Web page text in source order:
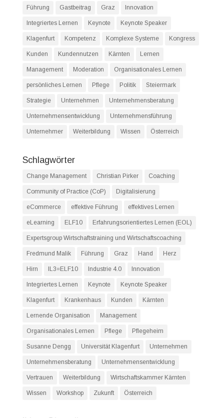
Führung Gastbeitrag Graz Innovation
Integriertes Lernen Keynote Keynote Speaker
Klagenfurt Kompetenz Komplexe Systeme Kongress
Kunden Kundennutzen Kärnten Lernen
Management Moderation Organisationales Lernen
persönliches Lernen Pflege Politik Steiermark
Strategie Unternehmen Unternehmensberatung
Unternehmensentwicklung Unternehmensführung
Unternehmer Weiterbildung Wissen Österreich
Schlagwörter
Change Management Christian Pirker Coaching
Community of Practice (CoP) Digitalisierung
eCommerce effektive Führung effektives Lernen
eLearning ELF10 Erfahrungsorientiertes Lernen (EOL)
Expertsgroup Wirtschaftstraining und Wirtschaftscoaching
Fredmund Malik Führung Graz Hand Herz
Hirn IL3=ELF10 Industrie 4.0 Innovation
Integriertes Lernen Keynote Keynote Speaker
Klagenfurt Krankenhaus Kunden Kärnten
Lernende Organisation Management
Organisationales Lernen Pflege Pflegeheim
Susanne Dengg Universität Klagenfurt Unternehmen
Unternehmensberatung Unternehmensentwicklung
Vertrauen Weiterbildung Wirtschaftskammer Kärnten
Wissen Workshop Zukunft Österreich